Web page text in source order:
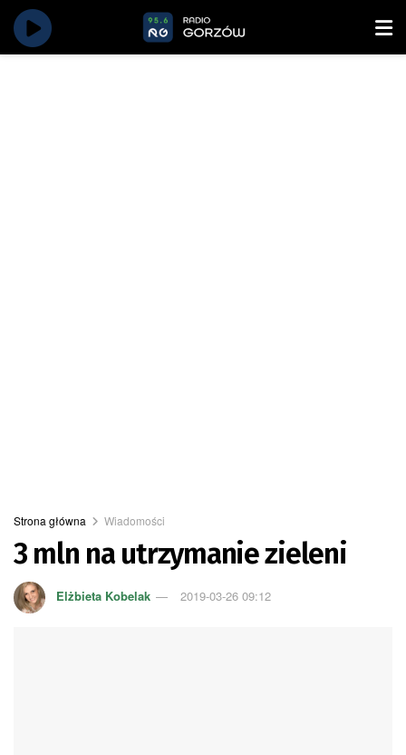
Strona główna Wiadomości
3 mln na utrzymanie zieleni
Elżbieta Kobelak 2019-03-26 09:12